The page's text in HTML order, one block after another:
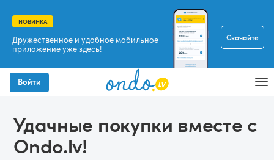
НОВИНКА
Дружественное и удобное мобильное
приложение уже здесь!
Скачайте
Войти
Удачные покупки вместе с
Ondo.lv!